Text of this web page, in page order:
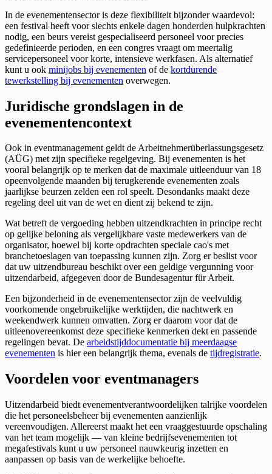
In de evenementensector is deze flexibiliteit bijzonder waardevol:
een festival heeft voor slechts enkele dagen honderden hulpkrachten
nodig, een beurs vereist gespecialiseerd personeel voor precies
gedefinieerde perioden, en een congres vraagt om meertalig
servicepersoneel voor korte, intensieve werkfasen. Als alternatief
kunt u ook minijobs bij evenementen of de kortdurende
tewerkstelling bij evenementen overwegen.
Juridische grondslagen in de
evenementencontext
Ook in eventmanagement geldt de Arbeitnehmerüberlassungsgesetz
(AÜG) met zijn specifieke regelgeving. Bij evenementen is het
vooral belangrijk op te merken dat de maximale uitleenduur van 18
opeenvolgende maanden bij terugkerende evenementen zoals
jaarlijkse beurzen zelden een rol speelt. Desondanks maakt deze
regeling deel uit van de wet en dient zij bekend te zijn.
Wat betreft de vergoeding hebben uitzendkrachten in principe recht
op gelijke beloning als vergelijkbare vaste medewerkers van de
organisator, hoewel bij korte opdrachten speciale cao's met
branchetoeslagen van toepassing kunnen zijn. Zorg er beslist voor
dat uw uitzendbureau beschikt over een geldige vergunning voor
uitzendarbeid, afgegeven door de Bundesagentur für Arbeit.
Een bijzonderheid in de evenementensector zijn de veelvuldig
voorkomende ongebruikelijke werktijden, die nachtwerk en
weekendwerk kunnen omvatten. Zorg er daarom voor dat de
uitleenovereenkomst deze specifieke kenmerken dekt en passende
regelingen bevat. De arbeidstijddocumentatie bij meerdaagse
evenementen is hier een belangrijk thema, evenals de tijdregistratie.
Voordelen voor eventmanagers
Uitzendarbeid biedt evenementverantwoordelijken talrijke voordelen
die het personeelsbeheer bij evenementen aanzienlijk
vereenvoudigen. Allereerst maakt het een vraaggestuurde opschaling
van het team mogelijk — van kleine bedrijfsevenementen tot
megafestivals kunt u uw personeel nauwkeurig inzetten en
aanpassen op basis van de werkelijke behoefte.